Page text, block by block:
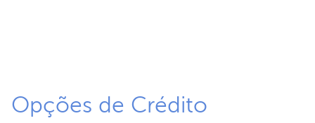
Opções de Crédito